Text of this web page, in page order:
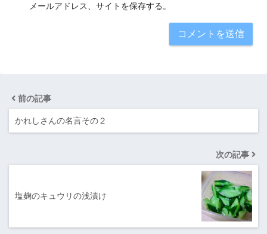
メールアドレス、サイトを保存する。
前の記事
かれしさんの名言その２
次の記事
塩麹のキュウリの浅漬け